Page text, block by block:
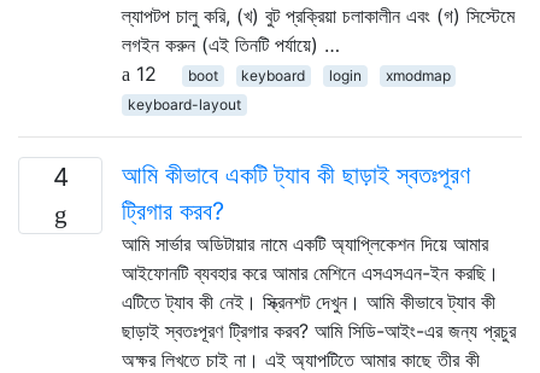
ল্যাপটপ চালু করি, (খ) বুট প্রক্রিয়া চলাকালীন এবং (গ) সিস্টেমে
লগইন করুন (এই তিনটি পর্যায়ে) …
12
boot keyboard login
xmodmap
keyboard-layout
4
আমি কীভাবে একটি ট্যাব কী ছাড়াই স্বতঃপূরণ
ট্রিগার করব?
আমি সার্ভার অডিটায়ার নামে একটি অ্যাপ্লিকেশন দিয়ে আমার
আইফোনটি ব্যবহার করে আমার মেশিনে এসএসএন-ইন করছি।
এটিতে ট্যাব কী নেই। স্ক্রিনশট দেখুন। আমি কীভাবে ট্যাব কী
ছাড়াই স্বতঃপূরণ ট্রিগার করব? আমি সিডি-আইং-এর জন্য প্রচুর
অক্ষর লিখতে চাই না। এই অ্যাপটিতে আমার কাছে তীর কী